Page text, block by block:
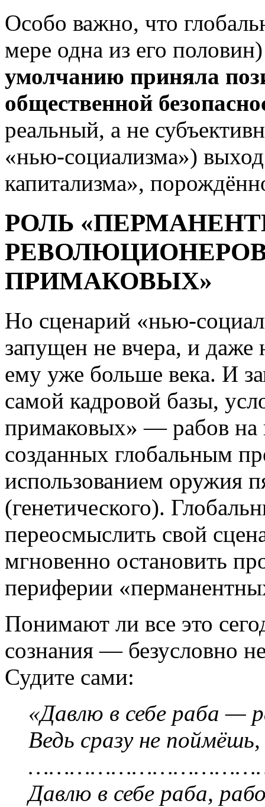
Особо важно, что
мере одна из его
умолчанию приняла
общественной
реальный, а не
«нью-социализма»)
капитализма»,
РОЛЬ
ПРИМАКОВЫХ»
Но сценарий «нью-
запущен не вчера, и даже
ему уже больше века. И
самой кадровой базы,
примаковых» —рабов на
созданных глобальным
использованием оружия
(генетического).
переосмыслить свой
мгновенно остановить
периферии
Понимают ли все это
сознания —безусловно
Судите сами:
«Давлю в себе раба —
Ведь сразу не
Давлю в себе раба,